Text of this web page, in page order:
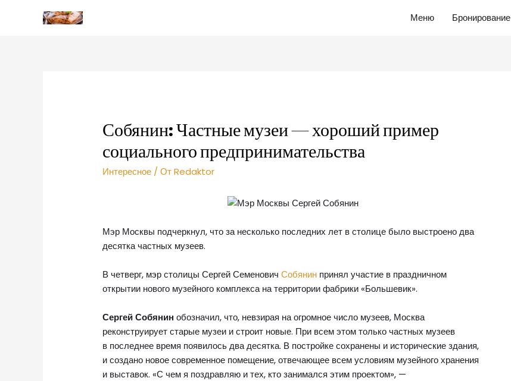
Меню Бронирование
Собянин: Частные музеи — хороший пример
социального предпринимательства
Интересное / ОтRedaktor
Мэр Москвы подчеркнул, что за несколько последних лет в столице было выстроено два
десятка частных музеев.
В четверг, мэр столицы Сергей СеменовичСобянин принял участие в праздничном
открытии нового музейного комплекса на территории фабрики «Большевик».
Сергей Собянин обозначил, что, невзирая на огромное число музеев, Москва
реконструирует старые музеи и строит новые. При всем этом только частных музеев
в последнее время появилось два десятка. В постройке сохранены и исторические здания,
и создано новое современное помещение, отвечающее всем условиям музейного хранения
и выставок. «С чем я поздравляю и тех, кто занимался этим проектом», —